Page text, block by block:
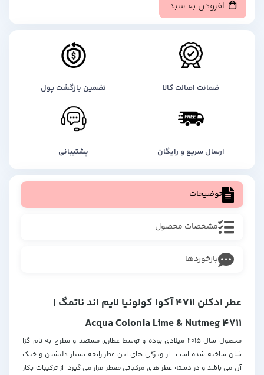
افزودن به سبد
ضمانت اصالت کالا تضمین بازگشت پول
ارسال سریع و رایگان پشتیبانی
توضیحات
مشخصات محصول
بازخوردها
عطر ادکلن 4711 آکوا کولونیا لایم اند ناتمگ |
Acqua Colonia Lime & Nutmeg 4711
محصول سال 2015 میلادی بوده و توسط عطاری مستعد و مطرح به نام گزا
شان ساخته شده است . از ویژگی های این عطر رایحه بسیار دلنشین و خنک
آن می باشد و در دسته عطر های مرکباتی معطر قرار می گیرد. از ترکیبات بکار